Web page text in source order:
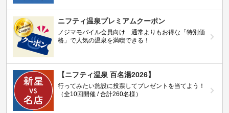
ニフティ温泉プレミアムクーポン
ノジマモバイル会員向け 通常よりもお得な「特別価
格」で人気の温泉を満喫できる！
【ニフティ温泉 百名湯2026】
行ってみたい施設に投票してプレゼントを当てよう！
（全10回開催 / 合計260名様）